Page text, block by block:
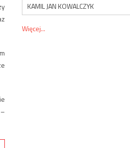
KAMIL JAN KOWALCZYK
Więcej...